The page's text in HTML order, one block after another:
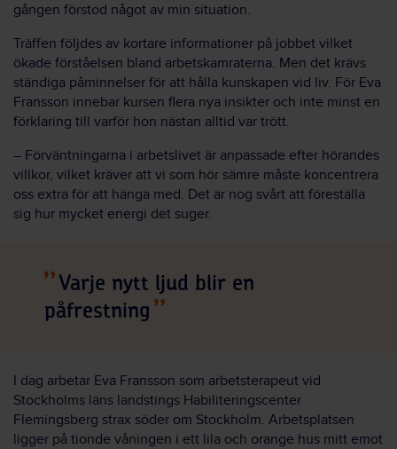
gången förstod något av min situation.
Träffen följdes av kortare informationer på jobbet vilket
ökade förståelsen bland arbetskamraterna. Men det krävs
ständiga påminnelser för att hålla kunskapen vid liv. För Eva
Fransson innebar kursen flera nya insikter och inte minst en
förklaring till varför hon nästan alltid var trött.
– Förväntningarna i arbetslivet är anpassade efter hörandes
villkor, vilket kräver att vi som hör sämre måste koncentrera
oss extra för att hänga med. Det är nog svårt att föreställa
sig hur mycket energi det suger.
Varje nytt ljud blir en
påfrestning
I dag arbetar Eva Fransson som arbetsterapeut vid
Stockholms läns landstings Habiliteringscenter
Flemingsberg strax söder om Stockholm. Arbetsplatsen
ligger på tionde våningen i ett lila och orange hus mitt emot